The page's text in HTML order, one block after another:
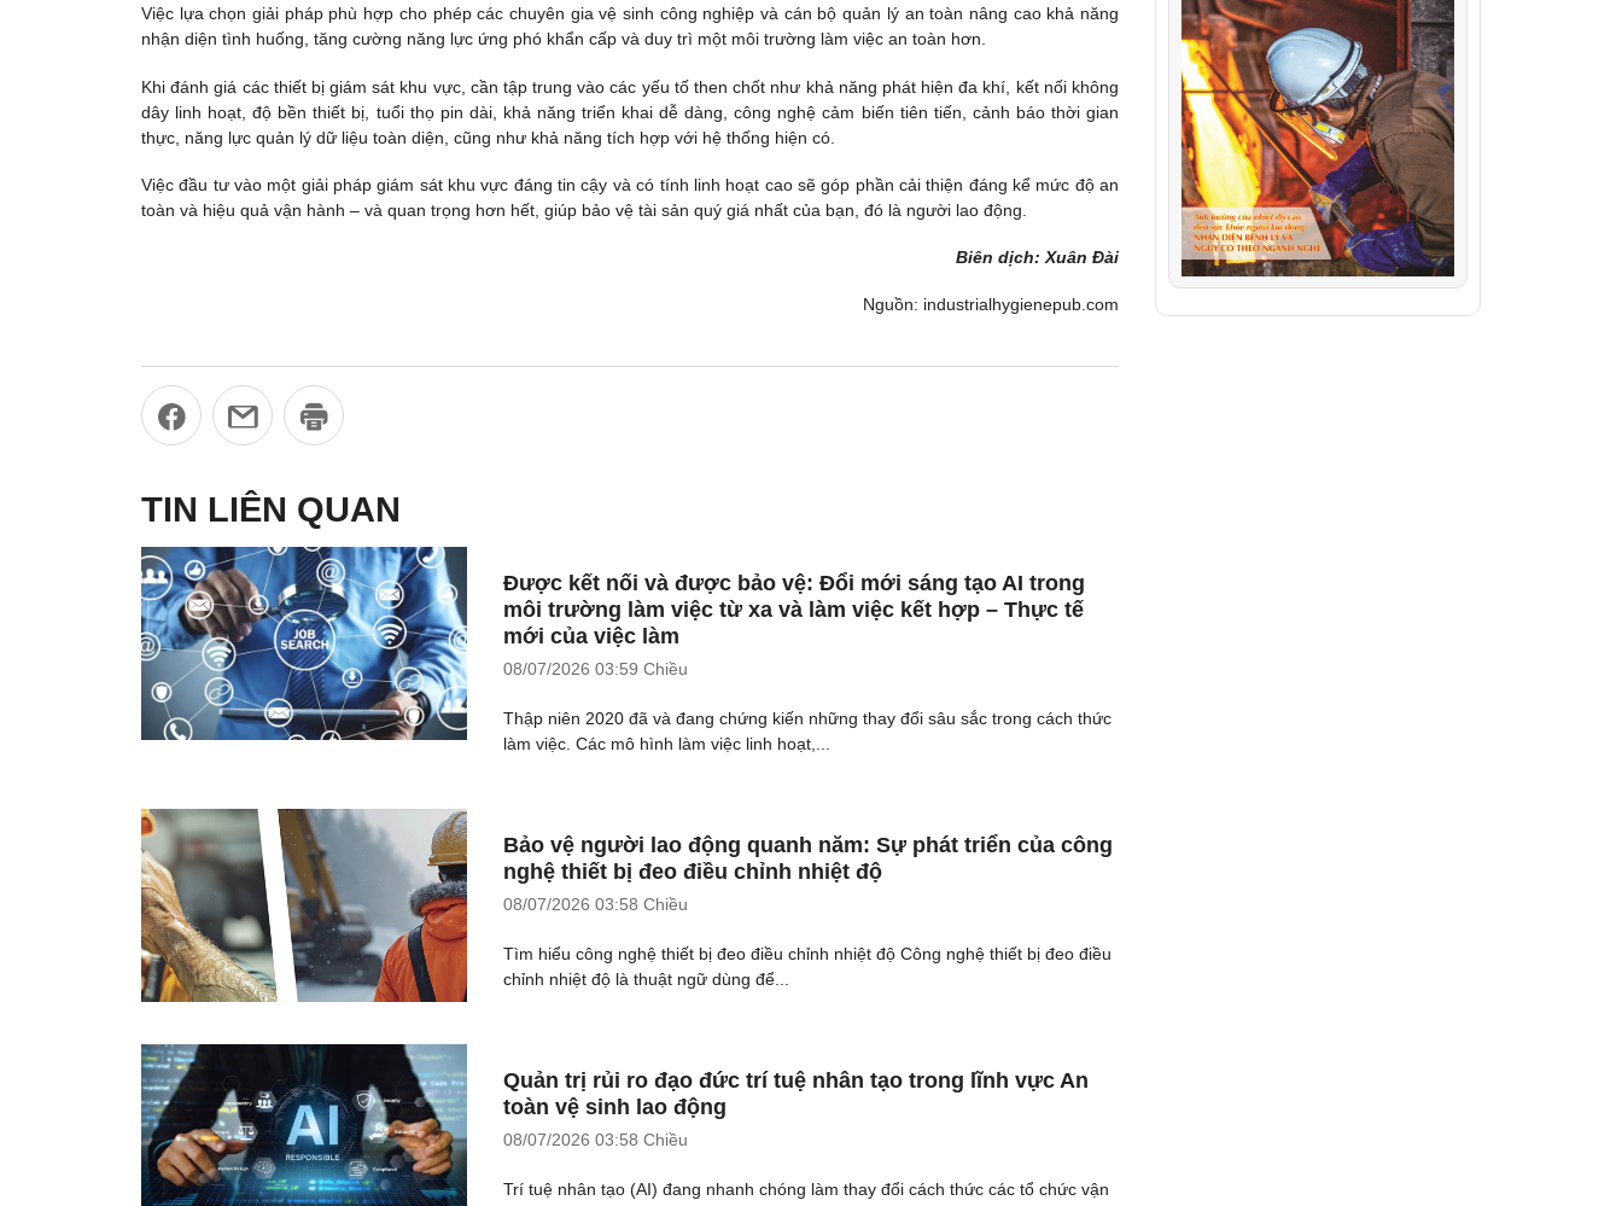
Việc lựa chọn giải pháp phù hợp cho phép các chuyên gia vệ sinh công nghiệp và cán bộ quản lý an toàn nâng cao khả năng
nhận diện tình huống, tăng cường năng lực ứng phó khẩn cấp và duy trì một môi trường làm việc an toàn hơn.
Khi đánh giá các thiết bị giám sát khu vực, cần tập trung vào các yếu tố then chốt như khả năng phát hiện đa khí, kết nối không
dây linh hoạt, độ bền thiết bị, tuổi thọ pin dài, khả năng triển khai dễ dàng, công nghệ cảm biến tiên tiến, cảnh báo thời gian
thực, năng lực quản lý dữ liệu toàn diện, cũng như khả năng tích hợp với hệ thống hiện có.
Việc đầu tư vào một giải pháp giám sát khu vực đáng tin cậy và có tính linh hoạt cao sẽ góp phần cải thiện đáng kể mức độ an
toàn và hiệu quả vận hành – và quan trọng hơn hết, giúp bảo vệ tài sản quý giá nhất của bạn, đó là người lao động.
Biên dịch: Xuân Đài
Nguồn: industrialhygienepub.com
TIN LIÊN QUAN
Được kết nối và được bảo vệ: Đổi mới sáng tạo AI trong
môi trường làm việc từ xa và làm việc kết hợp – Thực tế
mới của việc làm
08/07/2026 03:59 Chiều
Thập niên 2020 đã và đang chứng kiến những thay đổi sâu sắc trong cách thức
làm việc. Các mô hình làm việc linh hoạt,...
Bảo vệ người lao động quanh năm: Sự phát triển của công
nghệ thiết bị đeo điều chỉnh nhiệt độ
08/07/2026 03:58 Chiều
Tìm hiểu công nghệ thiết bị đeo điều chỉnh nhiệt độ Công nghệ thiết bị đeo điều
chỉnh nhiệt độ là thuật ngữ dùng để...
Quản trị rủi ro đạo đức trí tuệ nhân tạo trong lĩnh vực An
toàn vệ sinh lao động
08/07/2026 03:58 Chiều
Trí tuệ nhân tạo (AI) đang nhanh chóng làm thay đổi cách thức các tổ chức vận